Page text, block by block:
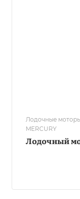
Лодочные
MERCURY
Лодочный